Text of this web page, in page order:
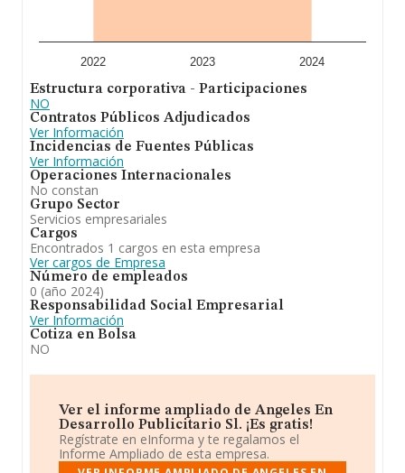
2022 2023 2024
Estructura corporativa - Participaciones
NO
Contratos Públicos Adjudicados
Ver Información
Incidencias de Fuentes Públicas
Ver Información
Operaciones Internacionales
No constan
Grupo Sector
Servicios empresariales
Cargos
Encontrados 1 cargos en esta empresa
Ver cargos de Empresa
Número de empleados
0 (año 2024)
Responsabilidad Social Empresarial
Ver Información
Cotiza en Bolsa
NO
Ver el informe ampliado de Angeles En
Desarrollo Publicitario Sl. ¡Es gratis!
Regístrate en eInforma y te regalamos el
Informe Ampliado de esta empresa.